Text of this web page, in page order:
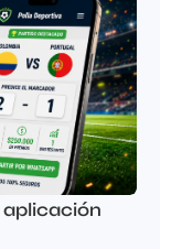
aplicación